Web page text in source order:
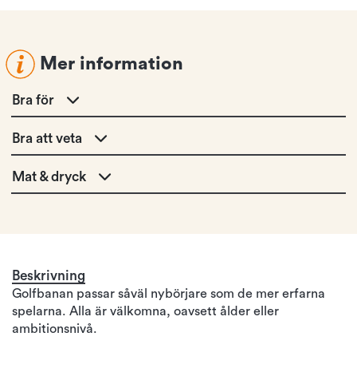
Mer information
Bra för
Bra att veta
Mat & dryck
Beskrivning
Golfbanan passar såväl nybörjare som de mer erfarna
spelarna. Alla är välkomna, oavsett ålder eller
ambitionsnivå.